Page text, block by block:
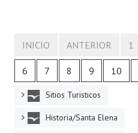
INICIO ANTERIOR 1
6 7 8 9 10
Sitios Turisticos
Historia/Santa Elena